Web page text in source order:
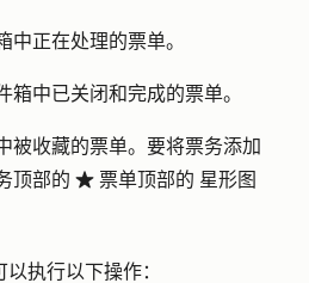
中正在处理的票单。
箱中已关闭和完成的票单。
被收藏的票单。要将票务添加
顶部的 favorite 票单顶部的 星形图
执行以下操作：